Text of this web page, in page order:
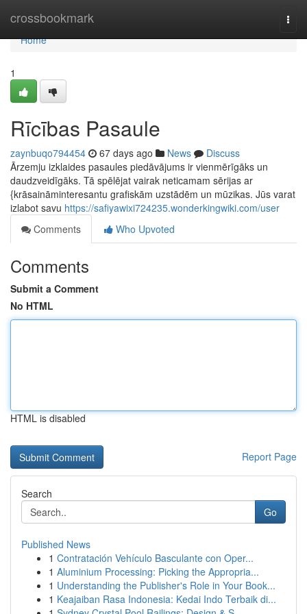
crossbookmark
Home
Home
1
Rīcības Pasaule
zaynbuqo794454 67 days ago News
Discuss
Ārzemju izklaides pasaules piedāvājums ir vienmērīgāks un
daudzveidīgāks. Tā spēlējat vairak neticamam sērijas ar
{krāsaināminteresantu grafiskām uzstādēm un mūzikas. Jūs varat
izlabot savu https://safiyawixi724235.wonderkingwiki.com/user
Comments
Who Upvoted
Comments
Submit a Comment
No HTML
HTML is disabled
Report Page
Search
Go
Published News
1 Contratación Vehículo Basculante con Oper...
1 Aluminium Processing: Picking the Appropria...
1 Understanding the Publisher's Role in Your Book...
1 Keajaiban Rasa Indonesia: Kedai Indo Terbaik di...